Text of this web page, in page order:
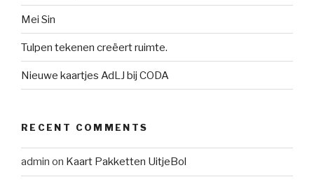
Mei Sin
Tulpen tekenen creëert ruimte.
Nieuwe kaartjes AdLJ bij CODA
RECENT COMMENTS
admin on Kaart Pakketten UitjeBol